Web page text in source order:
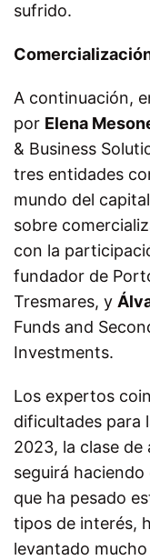
sufrido.
A continuación,
por Elena
& Business
tres entidades
mundo del
sobre
con la
fundador de
Tresmares, y
Funds and
Investments.
Los expertos
dificultades para
2023, la clase
seguirá
que ha pesado
tipos de interés,
levantado